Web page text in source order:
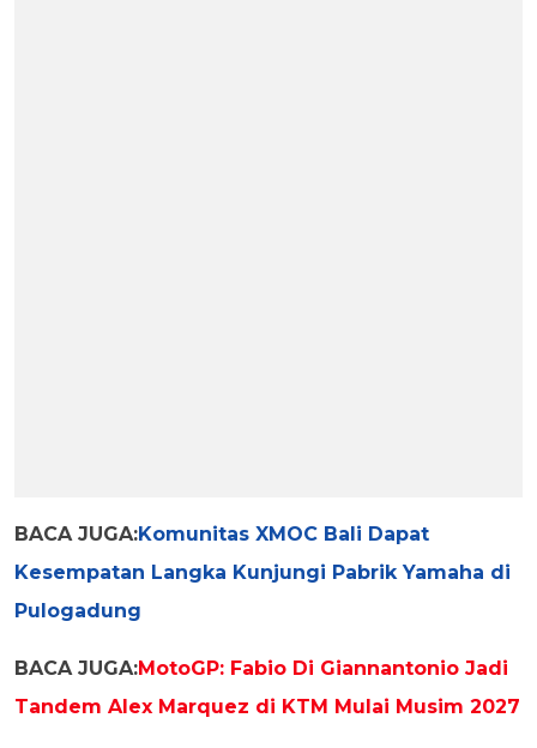
BACA JUGA:Komunitas XMOC Bali Dapat
Kesempatan Langka Kunjungi Pabrik Yamaha di
Pulogadung
BACA JUGA:MotoGP: Fabio Di Giannantonio Jadi
Tandem Alex Marquez di KTM Mulai Musim 2027